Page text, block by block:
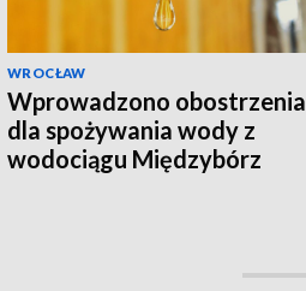
WROCŁAW
Wprowadzono obostrzenia
dla spożywania wody z
wodociągu Międzybórz